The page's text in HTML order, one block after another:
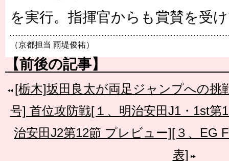
を実行。指揮官からも賞賛を受
（京都担当 雨堤俊祐）
【前後の記事】
[栃木]坂田良太が両足ジャンプへの挑
号] 首位攻防戦[１、明治安田J1・1st第
治安田J2第12節 プレビュー][３、EG
表]